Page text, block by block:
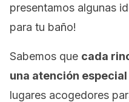
presentamos algunas
para tu baño!
Sabemos que cada
una atención especial
lugares acogedores